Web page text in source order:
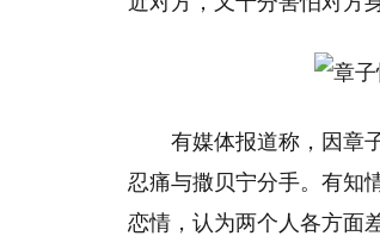
有媒体报道称，因章
忍痛与撒贝宁分手。有知
恋情，认为两个人各方面